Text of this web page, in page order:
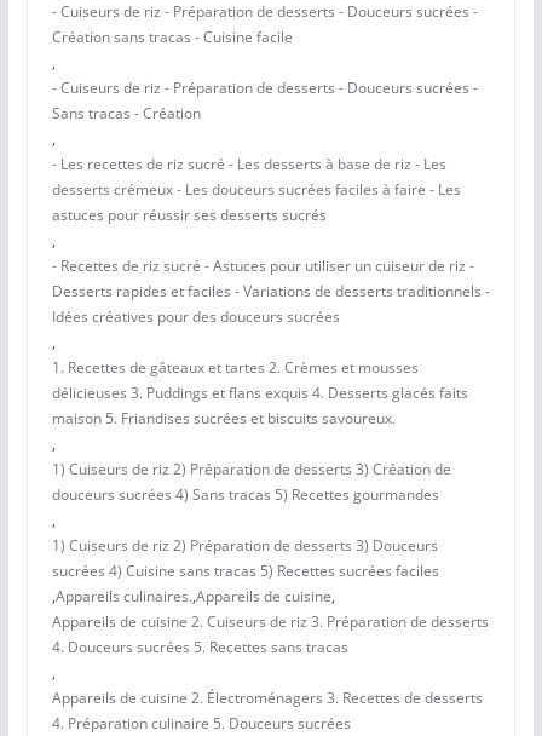
- Cuiseurs de riz - Préparation de desserts - Douceurs sucrées -
Création sans tracas - Cuisine facile
,
- Cuiseurs de riz - Préparation de desserts - Douceurs sucrées -
Sans tracas - Création
,
- Les recettes de riz sucré - Les desserts à base de riz - Les
desserts crémeux - Les douceurs sucrées faciles à faire - Les
astuces pour réussir ses desserts sucrés
,
- Recettes de riz sucré - Astuces pour utiliser un cuiseur de riz -
Desserts rapides et faciles - Variations de desserts traditionnels -
Idées créatives pour des douceurs sucrées
,
1. Recettes de gâteaux et tartes 2. Crèmes et mousses
délicieuses 3. Puddings et flans exquis 4. Desserts glacés faits
maison 5. Friandises sucrées et biscuits savoureux.
,
1) Cuiseurs de riz 2) Préparation de desserts 3) Création de
douceurs sucrées 4) Sans tracas 5) Recettes gourmandes
,
1) Cuiseurs de riz 2) Préparation de desserts 3) Douceurs
sucrées 4) Cuisine sans tracas 5) Recettes sucrées faciles
,Appareils culinaires.,Appareils de cuisine,
Appareils de cuisine 2. Cuiseurs de riz 3. Préparation de desserts
4. Douceurs sucrées 5. Recettes sans tracas
,
Appareils de cuisine 2. Électroménagers 3. Recettes de desserts
4. Préparation culinaire 5. Douceurs sucrées